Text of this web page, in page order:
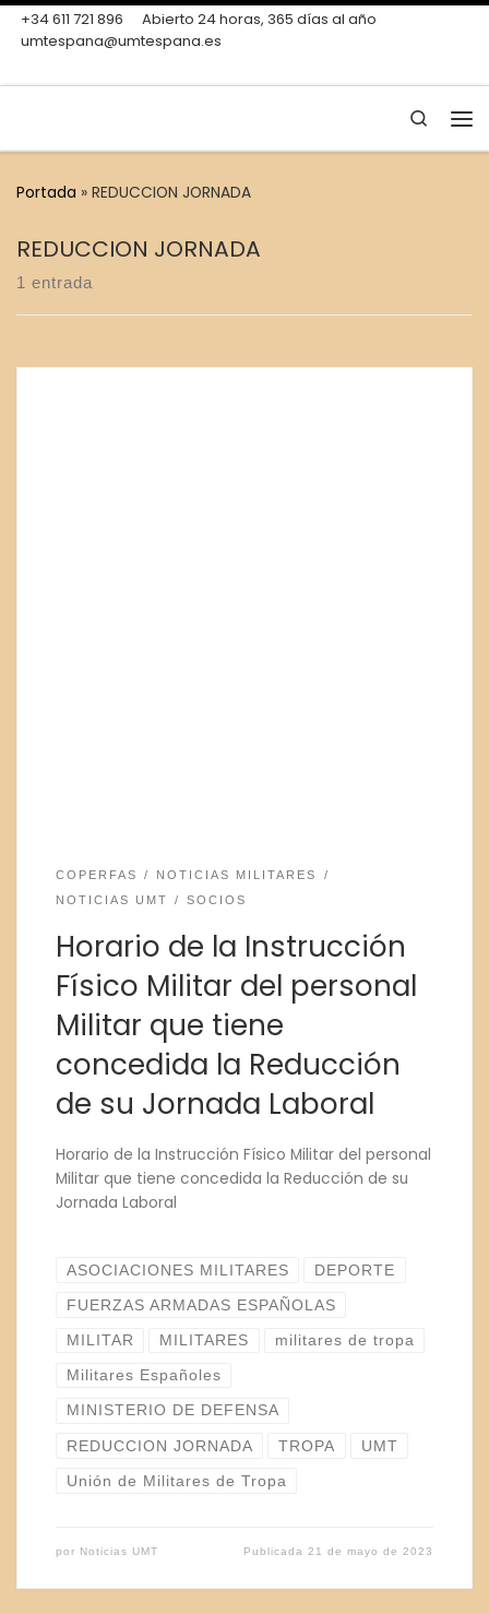
Skip to content
+34 611 721 896
Abierto 24 horas, 365 días al año
umtespana@umtespana.es
Search
Portada » REDUCCION JORNADA
REDUCCION JORNADA
1 entrada
COPERFAS
NOTICIAS MILITARES
NOTICIAS UMT
SOCIOS
Horario de la Instrucción
Físico Militar del personal
Militar que tiene
concedida la Reducción
de su Jornada Laboral
Horario de la Instrucción Físico Militar del personal
Militar que tiene concedida la Reducción de su
Jornada Laboral
ASOCIACIONES MILITARES DEPORTE
FUERZAS ARMADAS ESPAÑOLAS
MILITAR MILITARES militares de tropa
Militares Españoles
MINISTERIO DE DEFENSA
REDUCCION JORNADA TROPA UMT
Unión de Militares de Tropa
por Noticias UMT Publicada21 de mayo de 2023